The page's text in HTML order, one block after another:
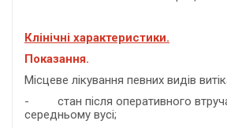
Клінічні характеристики.
Показання.
Місцеве лікування певних видів
- стан після оперативного
середньому вусі;